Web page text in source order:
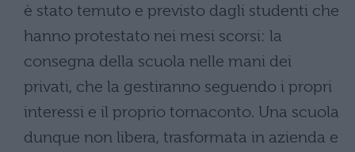
è stato temuto e previsto dagli studenti che
hanno protestato nei mesi scorsi: la
consegna della scuola nelle mani dei
privati, che la gestiranno seguendo i propri
interessi e il proprio tornaconto. Una scuola
dunque non libera, trasformata in azienda e